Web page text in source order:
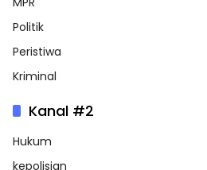
Politik
Peristiwa
Kriminal
Kanal #2
Hukum
kepolisian